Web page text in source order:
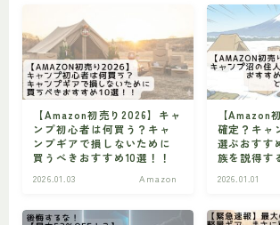
調理器具関連（kitchenware）
車中泊
お得情報
楽天お得情報
ビギナー 初心者の方へ
【Amazon初売り2026】キャ
ンプ初心者は何買う？キャ
ンプギアで損しないために
買うべきおすすめ10選！！
2026.01.03 Amazon
【Amazon
確定？キャ
選ぶおすす
族を説得す
2026.01.01